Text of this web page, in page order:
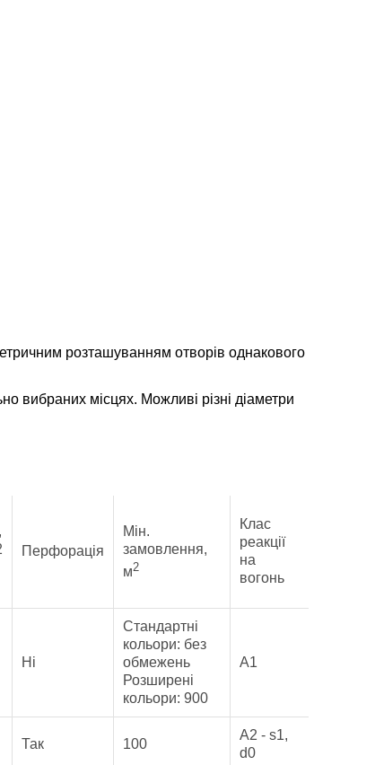
розташуванням отворів однакового
вибраних місцях. Можливі різні діаметри
Перфорація
Мін.
замовлення,
м2
Клас
реакції
на
вогонь
Ні
Стандартні
кольори: без
обмежень
Розширені
кольори: 900
A1
Так 100
A2 - s1,
d0